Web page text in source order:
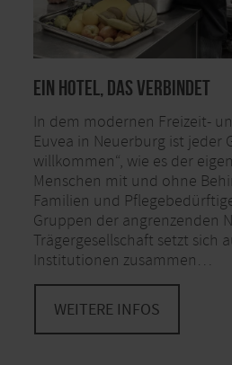
Ein Hotel, das verbindet
In dem modernen Freizeit-
Euvea in Neuerburg ist jeder
willkommen“, wie es der
Menschen mit und ohne
Familien und
Gruppen der angrenzenden
Trägergesellschaft setzt sich
Institutionen zusammen…
WEITERE INFOS